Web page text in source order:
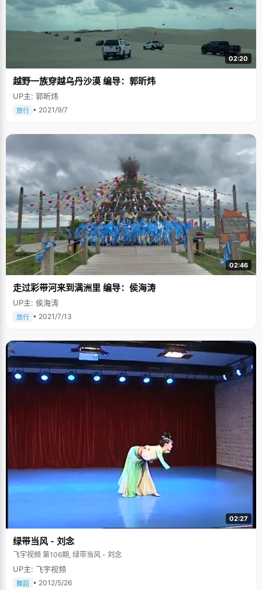
02:20
越野一族穿越乌丹沙漠 编导：郭昕炜
UP主: 郭昕炜
旅行 • 2021/9/7
02:46
走过彩带河来到满洲里 编导：侯海涛
UP主: 侯海涛
旅行 • 2021/7/13
02:27
绿带当风 - 刘念
飞宇视频 第106期, 绿带当风 - 刘念
UP主: 飞宇视频
舞蹈 • 2012/5/26